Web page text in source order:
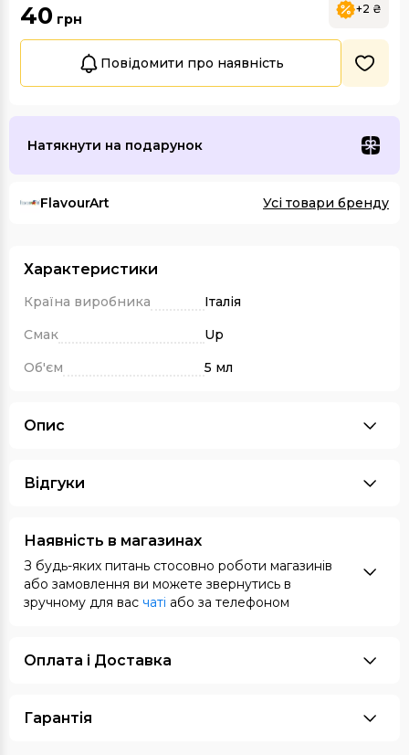
40 грн
+2 ₴
Повідомити про наявність
Натякнути на подарунок
FlavourArt Усі товари бренду
Характеристики
Країна виробника
Італія
Смак
Up
Об'єм
5 мл
Опис
Відгуки
Наявність в магазинах
З будь-яких питань стосовно роботи магазинів
або замовлення ви можете звернутись в
зручному для вас чаті або за телефоном
Оплата i Доставка
Гарантія